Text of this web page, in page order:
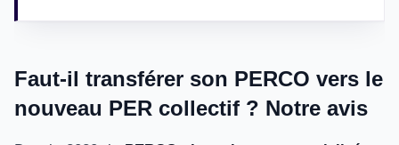
Faut-il transférer son PERCO vers le
nouveau PER collectif ? Notre avis